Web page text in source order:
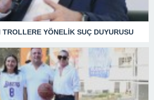
TROLLERE YÖNELİK SUÇ DUYURUSU